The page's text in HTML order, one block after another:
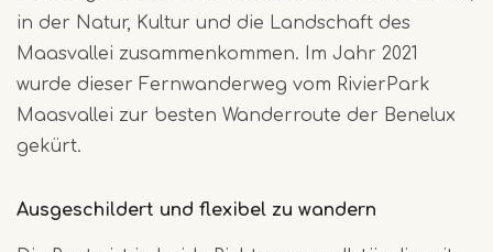
in der Natur, Kultur und die Landschaft des
Maasvallei zusammenkommen. Im Jahr 2021
wurde dieser Fernwanderweg vom RivierPark
Maasvallei zur besten Wanderroute der Benelux
gekürt.
Ausgeschildert und flexibel zu wandern